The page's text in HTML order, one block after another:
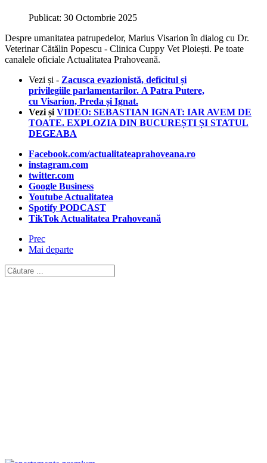
Publicat: 30 Octombrie 2025
Despre umanitatea patrupedelor, Marius Visarion în dialog cu Dr.
Veterinar Cătălin Popescu - Clinica Cuppy Vet Ploiești. Pe toate
canalele oficiale Actualitatea Prahoveană.
Vezi și - Zacusca evazionistă, deficitul și
privilegiile parlamentarilor. A Patra Putere,
cu Visarion, Preda și Ignat.
Vezi și VIDEO: SEBASTIAN IGNAT: IAR AVEM DE
TOATE. EXPLOZIA DIN BUCUREȘTI ȘI STATUL
DEGEABA
Facebook.com/actualitateaprahoveana.ro
instagram.com
twitter.com
Google Business
Youtube Actualitatea
Spotify PODCAST
TikTok Actualitatea Prahoveană
Prec
Mai departe